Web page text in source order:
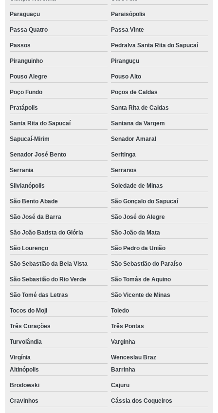
Paraguaçu Paraisópolis
Passa Quatro Passa Vinte
Passos Pedralva Santa Rita do Sapucaí
Piranguinho Piranguçu
Pouso Alegre Pouso Alto
Poço Fundo Poços de Caldas
Pratápolis Santa Rita de Caldas
Santa Rita do Sapucaí Santana da Vargem
Sapucaí-Mirim Senador Amaral
Senador José Bento Seritinga
Serrania Serranos
Silvianópolis Soledade de Minas
São Bento Abade São Gonçalo do Sapucaí
São José da Barra São José do Alegre
São João Batista do Glória São João da Mata
São Lourenço São Pedro da União
São Sebastião da Bela Vista São Sebastião do Paraíso
São Sebastião do Rio Verde São Tomás de Aquino
São Tomé das Letras São Vicente de Minas
Tocos do Moji Toledo
Três Corações Três Pontas
Turvolândia Varginha
Virgínia
Wenceslau Braz
Altinópolis
Barrinha
Brodowski Cajuru
Cravinhos Cássia dos Coqueiros